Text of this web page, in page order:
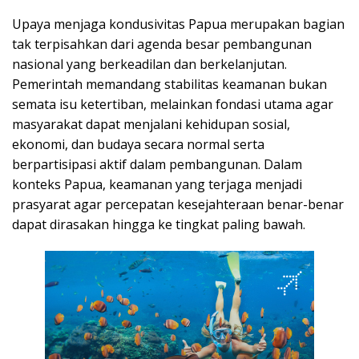
Upaya menjaga kondusivitas Papua merupakan bagian
tak terpisahkan dari agenda besar pembangunan
nasional yang berkeadilan dan berkelanjutan.
Pemerintah memandang stabilitas keamanan bukan
semata isu ketertiban, melainkan fondasi utama agar
masyarakat dapat menjalani kehidupan sosial,
ekonomi, dan budaya secara normal serta
berpartisipasi aktif dalam pembangunan. Dalam
konteks Papua, keamanan yang terjaga menjadi
prasyarat agar percepatan kesejahteraan benar-benar
dapat dirasakan hingga ke tingkat paling bawah.